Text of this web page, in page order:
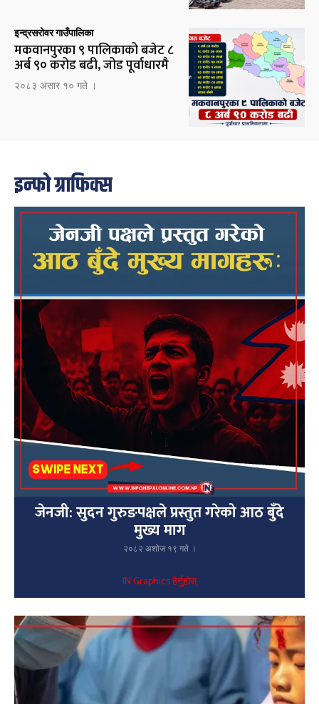
इन्द्रसरोवर गाउँपालिका
मकवानपुरका ९ पालिकाको बजेट ८
अर्ब ९० करोड बढी, जोड पूर्वाधारमै
२०८३ असार १० गते ।
इन्फो ग्राफिक्स
जेनजी: सुदन गुरुङपक्षले प्रस्तुत गरेको आठ बुँदे
मुख्य माग
२०८२ अशोज १९ गते ।
IN Graphics हेर्नुहोस्